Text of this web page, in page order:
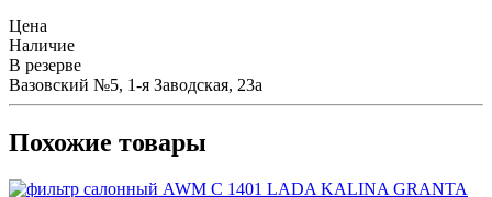
Цена
Наличие
В резерве
Вазовский №5, 1-я Заводская, 23а
Похожие товары